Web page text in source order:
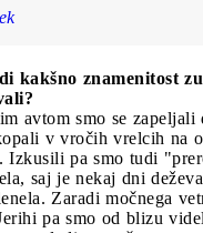
kakšno znamenitost
avtom smo se
v vročih vrelcih na
Izkusili pa smo tudi
saj je nekaj dni
Zaradi močnega
pa smo od blizu